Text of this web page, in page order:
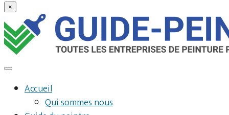
×
Accueil
Qui sommes nous